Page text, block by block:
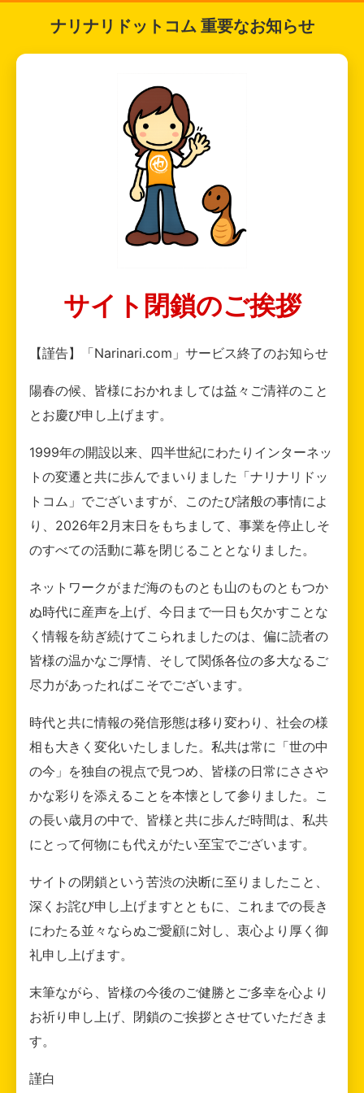
ナリナリドットコム 重要なお知らせ
サイト閉鎖のご挨拶
【謹告】「Narinari.com」サービス終了のお知らせ
陽春の候、皆様におかれましては益々ご清祥のこと
とお慶び申し上げます。
1999年の開設以来、四半世紀にわたりインターネッ
トの変遷と共に歩んでまいりました「ナリナリドッ
トコム」でございますが、このたび諸般の事情によ
り、2026年2月末日をもちまして、事業を停止しそ
のすべての活動に幕を閉じることとなりました。
ネットワークがまだ海のものとも山のものともつか
ぬ時代に産声を上げ、今日まで一日も欠かすことな
く情報を紡ぎ続けてこられましたのは、偏に読者の
皆様の温かなご厚情、そして関係各位の多大なるご
尽力があったればこそでございます。
時代と共に情報の発信形態は移り変わり、社会の様
相も大きく変化いたしました。私共は常に「世の中
の今」を独自の視点で見つめ、皆様の日常にささや
かな彩りを添えることを本懐として参りました。こ
の長い歳月の中で、皆様と共に歩んだ時間は、私共
にとって何物にも代えがたい至宝でございます。
サイトの閉鎖という苦渋の決断に至りましたこと、
深くお詫び申し上げますとともに、これまでの長き
にわたる並々ならぬご愛顧に対し、衷心より厚く御
礼申し上げます。
末筆ながら、皆様の今後のご健勝とご多幸を心より
お祈り申し上げ、閉鎖のご挨拶とさせていただきま
す。
謹白